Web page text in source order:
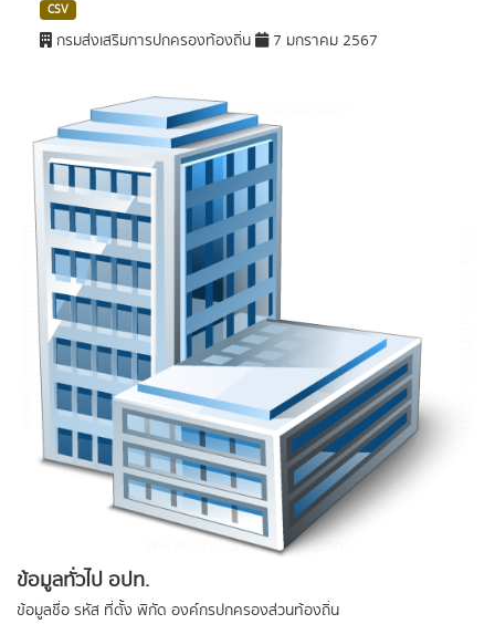
ข้อมูลทั่วไป อปท.
ข้อมูลชื่อ รหัส ที่ตั้ง พิกัด องค์กรปกครองส่วนท้องถิ่น
CSV
กรมส่งเสริมการปกครองท้องถิ่น 7 มกราคม 2567